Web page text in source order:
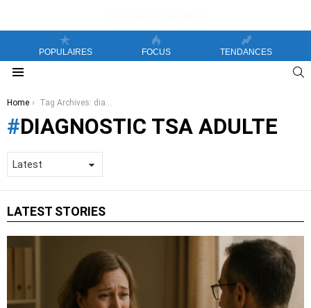
POPULAIRES FOCUS TENDANCES
You are here:
Home Tag Archives: diagnostic TSA adulte
DIAGNOSTIC TSA ADULTE
LATEST STORIES